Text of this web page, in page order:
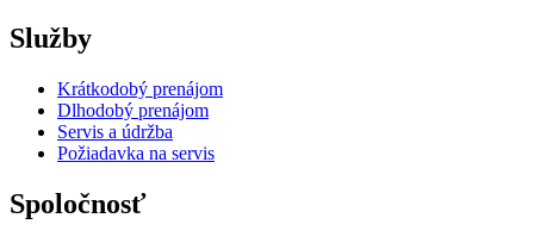
Služby
Krátkodobý prenájom
Dlhodobý prenájom
Servis a údržba
Požiadavka na servis
Spoločnosť